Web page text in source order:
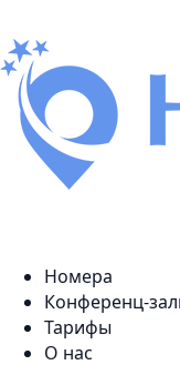
Номера
Конференц-
Тарифы
О нас